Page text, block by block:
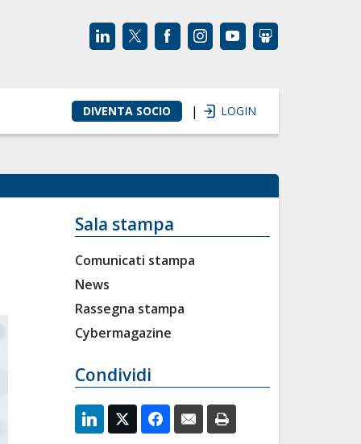
DIVENTA SOCIO | LOGIN
Sala stampa
Comunicati stampa
News
Rassegna stampa
Cybermagazine
Condividi